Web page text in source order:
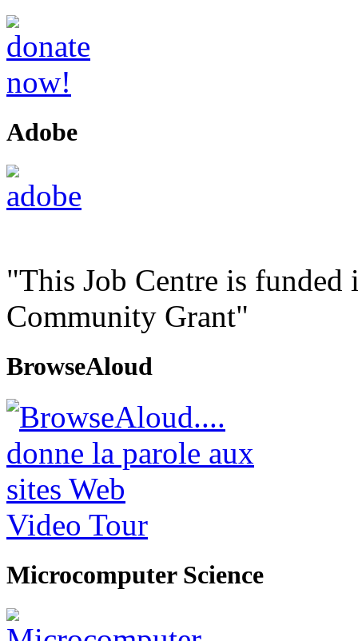
Adobe
"This Job Centre is
Community Grant"
BrowseAloud
Video Tour
Microcomputer Science